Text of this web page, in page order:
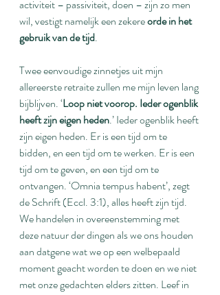
activiteit – passiviteit, doen – zijn zo men
wil, vestigt namelijk een zekere orde in het
gebruik van de tijd.
Twee eenvoudige zinnetjes uit mijn
allereerste retraite zullen me mijn leven lang
bijblijven. ‘Loop niet voorop. Ieder ogenblik
heeft zijn eigen heden.’ Ieder ogenblik heeft
zijn eigen heden. Er is een tijd om te
bidden, en een tijd om te werken. Er is een
tijd om te geven, en een tijd om te
ontvangen. ‘Omnia tempus habent’, zegt
de Schrift (Eccl. 3:1), alles heeft zijn tijd.
We handelen in overeenstemming met
deze natuur der dingen als we ons houden
aan datgene wat we op een welbepaald
moment geacht worden te doen en we niet
met onze gedachten elders zitten. Leef in